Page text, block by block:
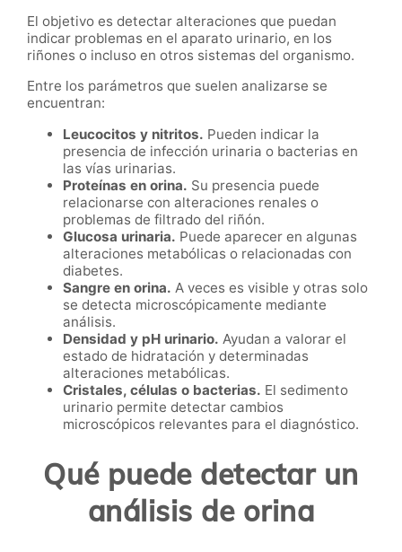
El objetivo es detectar alteraciones que puedan
indicar problemas en el aparato urinario, en los
riñones o incluso en otros sistemas del organismo.
Entre los parámetros que suelen analizarse se
encuentran:
Leucocitos y nitritos. Pueden indicar la
presencia de infección urinaria o bacterias en
las vías urinarias.
Proteínas en orina. Su presencia puede
relacionarse con alteraciones renales o
problemas de filtrado del riñón.
Glucosa urinaria. Puede aparecer en algunas
alteraciones metabólicas o relacionadas con
diabetes.
Sangre en orina. A veces es visible y otras solo
se detecta microscópicamente mediante
análisis.
Densidad y pH urinario. Ayudan a valorar el
estado de hidratación y determinadas
alteraciones metabólicas.
Cristales, células o bacterias. El sedimento
urinario permite detectar cambios
microscópicos relevantes para el diagnóstico.
Qué puede detectar un
análisis de orina